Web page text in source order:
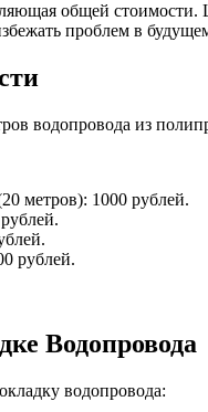
общей
проблем в
водопровода из
метров): 1000 рублей.
рублей.
Водопровода
водопровода: